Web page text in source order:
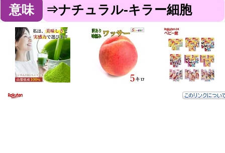
意味
⇒ナチュラル-キラー細胞